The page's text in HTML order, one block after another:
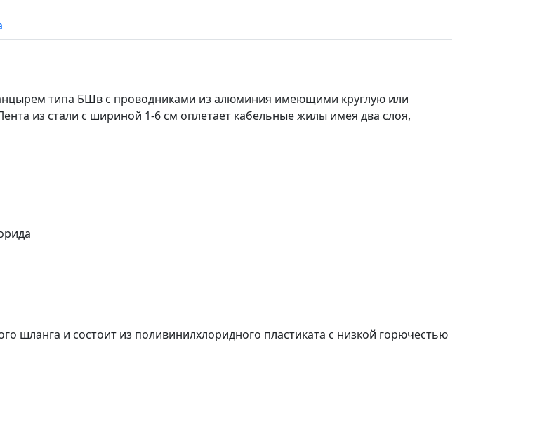
типа БШв с проводниками из алюминия имеющими круглую или
из стали с шириной 1-6 см оплетает кабельные жилы имея два слоя,
шланга и состоит из поливинилхлоридного пластиката с низкой горючестью